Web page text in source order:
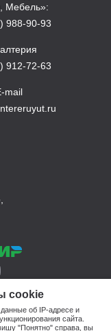
cookie
об IP-адресе и
сайта.
"Понятно" справа, вы
Мебель»:
988-90-93
912-72-63
mail